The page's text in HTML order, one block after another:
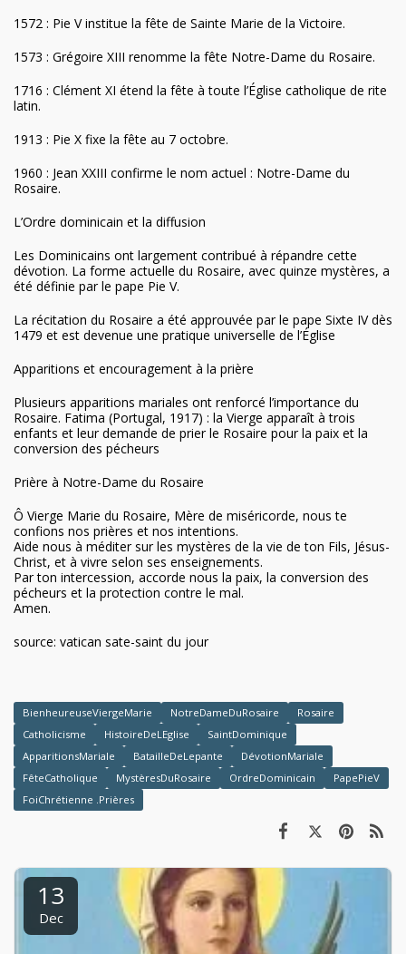
1572 : Pie V institue la fête de Sainte Marie de la Victoire.
1573 : Grégoire XIII renomme la fête Notre-Dame du Rosaire.
1716 : Clément XI étend la fête à toute l’Église catholique de rite
latin.
1913 : Pie X fixe la fête au 7 octobre.
1960 : Jean XXIII confirme le nom actuel : Notre-Dame du
Rosaire.
L’Ordre dominicain et la diffusion
Les Dominicains ont largement contribué à répandre cette
dévotion. La forme actuelle du Rosaire, avec quinze mystères, a
été définie par le pape Pie V.
La récitation du Rosaire a été approuvée par le pape Sixte IV dès
1479 et est devenue une pratique universelle de l’Église
Apparitions et encouragement à la prière
Plusieurs apparitions mariales ont renforcé l’importance du
Rosaire. Fatima (Portugal, 1917) : la Vierge apparaît à trois
enfants et leur demande de prier le Rosaire pour la paix et la
conversion des pécheurs
Prière à Notre-Dame du Rosaire
Ô Vierge Marie du Rosaire, Mère de miséricorde, nous te
confions nos prières et nos intentions.
Aide nous à méditer sur les mystères de la vie de ton Fils, Jésus-
Christ, et à vivre selon ses enseignements.
Par ton intercession, accorde nous la paix, la conversion des
pécheurs et la protection contre le mal.
Amen.
source: vatican sate-saint du jour
BienheureuseViergeMarie NotreDameDuRosaire
Rosaire
Catholicisme
HistoireDeLEglise
SaintDominique
ApparitionsMariale
BatailleDeLepante
DévotionMariale
FêteCatholique
MystèresDuRosaire OrdreDominicain
PapePieV
FoiChrétienne .Prières
13
Dec